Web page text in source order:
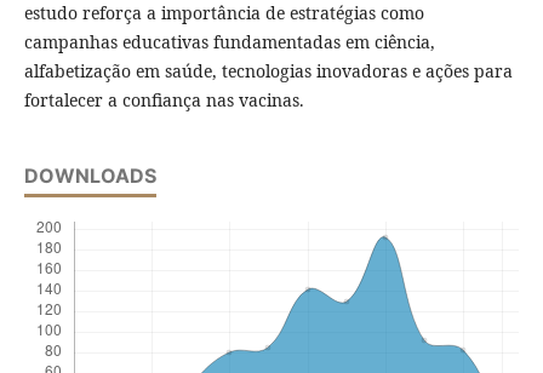
estudo reforça a importância de estratégias como
campanhas educativas fundamentadas em ciência,
alfabetização em saúde, tecnologias inovadoras e ações para
fortalecer a confiança nas vacinas.
DOWNLOADS